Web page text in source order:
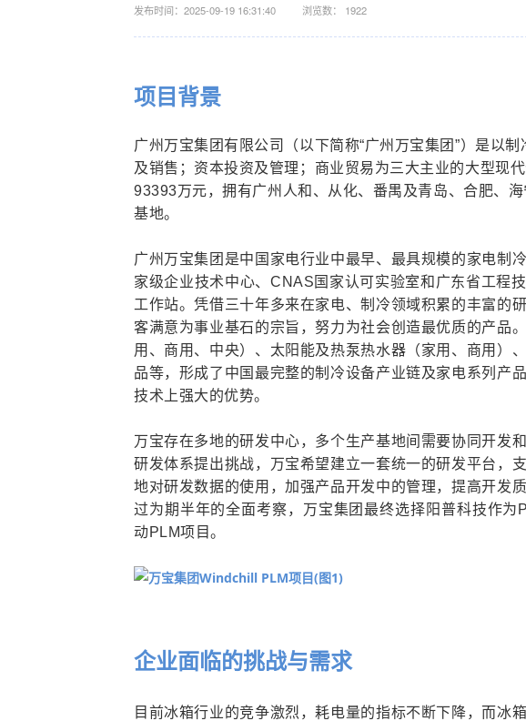
发布时间：2025-09-19 16:31:40 浏览数： 1922
项目背景
广州万宝集团有限公司（以下简称“广州万宝集团”）是以
及销售；资本投资及管理；商业贸易为三大主业的大型现
93393万元，拥有广州人和、从化、番禺及青岛、合肥、
基地。
广州万宝集团是中国家电行业中最早、最具规模的家电制
家级企业技术中心、CNAS国家认可实验室和广东省工程
工作站。凭借三十年多来在家电、制冷领域积累的丰富的
客满意为事业基石的宗旨，努力为社会创造最优质的产品
用、商用、中央）、太阳能及热泵热水器（家用、商用）
品等，形成了中国最完整的制冷设备产业链及家电系列产
技术上强大的优势。
万宝存在多地的研发中心，多个生产基地间需要协同开发
研发体系提出挑战，万宝希望建立一套统一的研发平台，
地对研发数据的使用，加强产品开发中的管理，提高开发
过为期半年的全面考察，万宝集团最终选择阳普科技作
动PLM项目。
企业面临的挑战与需求
目前冰箱行业的竞争激烈，耗电量的指标不断下降，而冰